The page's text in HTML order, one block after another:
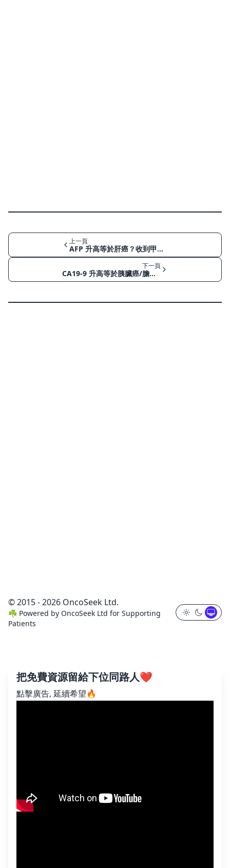
上一頁
AFP 升高等於肝癌？收到甲胎蛋白異常後的風險評估與新舊檢測比較
下一頁
CA19-9 升高等於胰臟癌/膽管癌？收到腫瘤標記異常後的風險評估與新舊檢測比較
© 2015 - 2026 OncoSeek Ltd.
☘️ Powered by OncoSeek Ltd for Supporting
Patients
把免費資源留給下位同路人❤️
點擊廣告, 延續希望🔥